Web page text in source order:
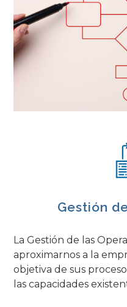
Gestión
La Gestión de las
aproximarnos a la
objetiva de sus
las capacidades